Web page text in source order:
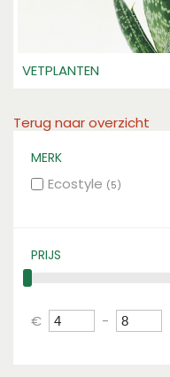
VETPLANTEN
Terug naar overzicht
MERK
Ecostyle (5)
PRIJS
€ -